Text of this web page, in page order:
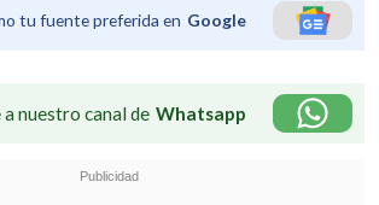
tu fuente preferida en Google
nuestro canal de Whatsapp